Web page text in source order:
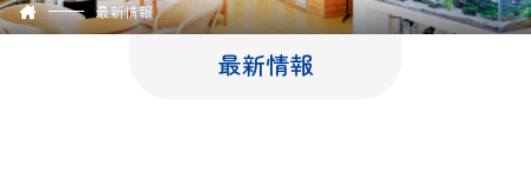
最新情報
最新情報